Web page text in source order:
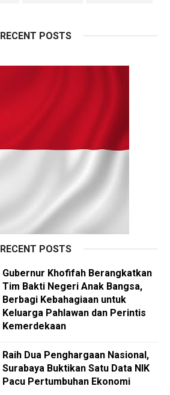
RECENT POSTS
RECENT POSTS
Gubernur Khofifah Berangkatkan
Tim Bakti Negeri Anak Bangsa,
Berbagi Kebahagiaan untuk
Keluarga Pahlawan dan Perintis
Kemerdekaan
Raih Dua Penghargaan Nasional,
Surabaya Buktikan Satu Data NIK
Pacu Pertumbuhan Ekonomi